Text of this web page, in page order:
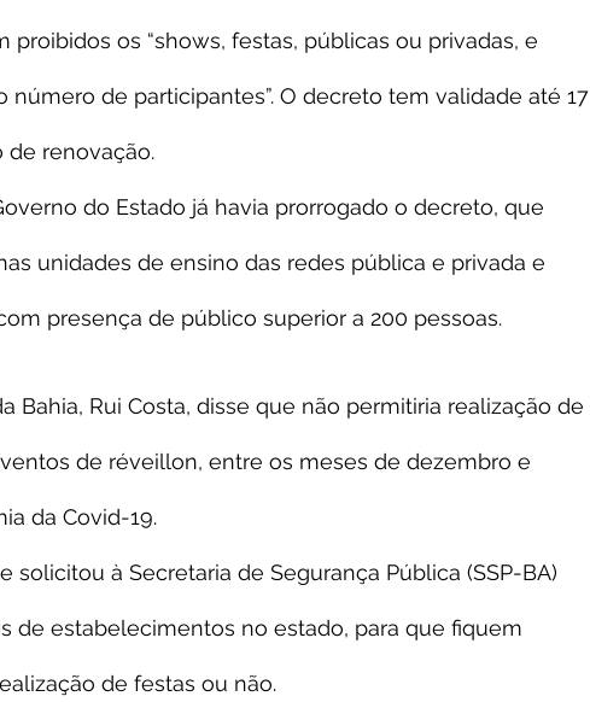
proibidos os “shows, festas, públicas ou privadas, e
de participantes”. O decreto tem validade até 17
renovação.
do Estado já havia prorrogado o decreto, que
unidades de ensino das redes pública e privada e
presença de público superior a 200 pessoas.
Bahia, Rui Costa, disse que não permitiria realização de
de réveillon, entre os meses de dezembro e
da Covid-19.
solicitou à Secretaria de Segurança Pública (SSP-BA)
de estabelecimentos no estado, para que fiquem
de festas ou não.